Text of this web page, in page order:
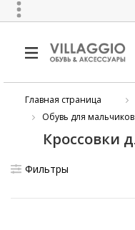
Главная страница
Обувь для мальчиков
Кроссовки
Фильтры